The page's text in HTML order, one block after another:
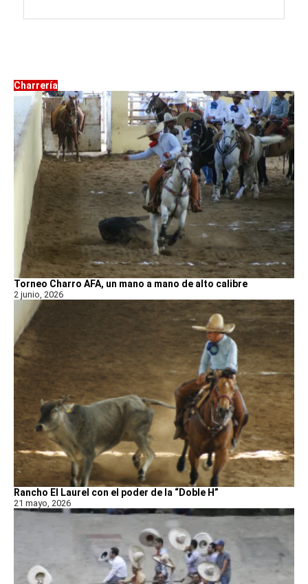
Charrería
Torneo Charro AFA, un mano a mano de alto calibre
2 junio, 2026
Rancho El Laurel con el poder de la “Doble H”
21 mayo, 2026